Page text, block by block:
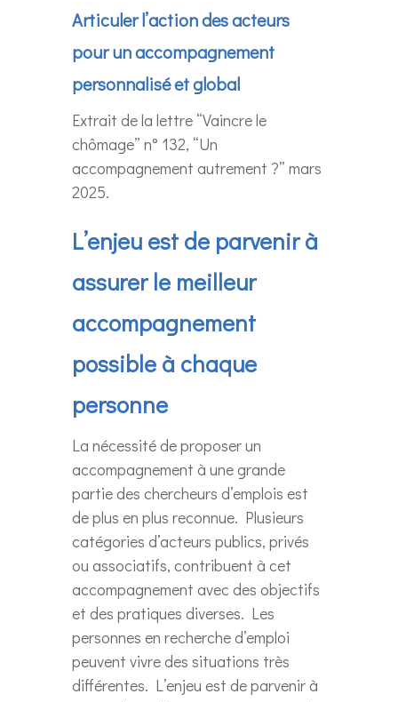
Articuler l’action des acteurs
pour un accompagnement
personnalisé et global
Extrait de la lettre “Vaincre le
chômage” n° 132, “Un
accompagnement autrement ?” mars
2025.
L’enjeu est de parvenir à
assurer le meilleur
accompagnement
possible à chaque
personne
La nécessité de proposer un
accompagnement à une grande
partie des chercheurs d’emplois est
de plus en plus reconnue. Plusieurs
catégories d’acteurs publics, privés
ou associatifs, contribuent à cet
accompagnement avec des objectifs
et des pratiques diverses. Les
personnes en recherche d’emploi
peuvent vivre des situations très
différentes. L’enjeu est de parvenir à